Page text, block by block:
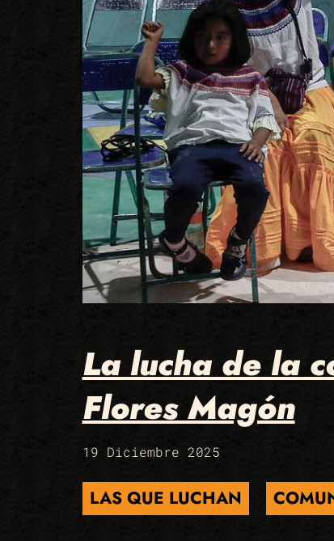
La lucha de la
Flores Magón
19 Diciembre 2025
LAS QUE LUCHAN